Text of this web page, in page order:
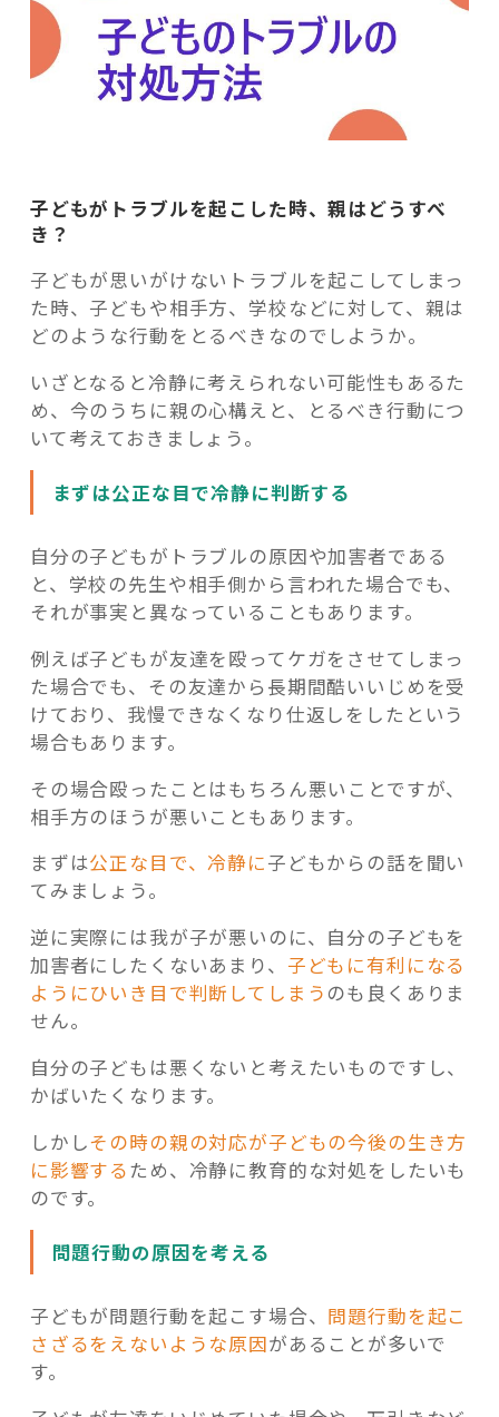
子どもがトラブルを起こした時、親はどうすべ
き？
子どもが思いがけないトラブルを起こしてしまっ
た時、子どもや相手方、学校などに対して、親は
どのような行動をとるべきなのでしようか。
いざとなると冷静に考えられない可能性もあるた
め、今のうちに親の心構えと、とるべき行動につ
いて考えておきましょう。
まずは公正な目で冷静に判断する
自分の子どもがトラブルの原因や加害者である
と、学校の先生や相手側から言われた場合でも、
それが事実と異なっていることもあります。
例えば子どもが友達を殴ってケガをさせてしまっ
た場合でも、その友達から長期間酷いいじめを受
けており、我慢できなくなり仕返しをしたという
場合もあります。
その場合殴ったことはもちろん悪いことですが、
相手方のほうが悪いこともあります。
まずは公正な目で、冷静に子どもからの話を聞い
てみましょう。
逆に実際には我が子が悪いのに、自分の子どもを
加害者にしたくないあまり、 子どもに有利になる
ようにひいき目で判断してしまう のも良くありま
せん。
自分の子どもは悪くないと考えたいものですし、
かばいたくなります。
しかしその時の親の対応が子どもの今後の生き方
に影響するため、冷静に教育的な対処をしたいも
のです。
問題行動の原因を考える
子どもが問題行動を起こす場合、 問題行動を起こ
さざるをえないような原因があることが多いで
す。